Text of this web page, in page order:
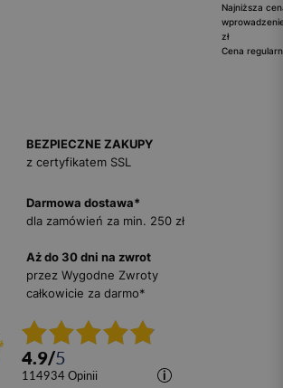
Najniższa
zł
Cena
BEZPIECZNE ZAKUPY
z certyfikatem SSL
Darmowa dostawa*
dla zamówień za min. 250 zł
Aż do 30 dni na zwrot
przez Wygodne Zwroty
całkowicie za darmo*
4.9/5
114934 opinii